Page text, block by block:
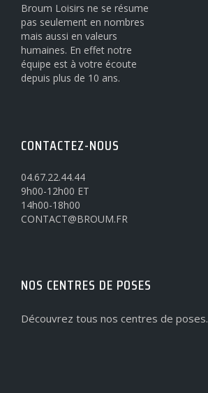
Broum Loisirs ne se résume
pas seulement en nombres
mais aussi en valeurs
humaines. En effet notre
équipe est à votre écoute
depuis plus de 10 ans.
CONTACTEZ-NOUS
04.67.22.44.44
9h00-12h00 ET
14h00-18h00
CONTACT@BROUM.FR
NOS CENTRES DE POSES
Découvrez tous nos centres de poses.